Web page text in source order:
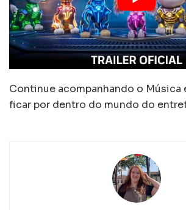
Continue acompanhando o Música
ficar por dentro do mundo do